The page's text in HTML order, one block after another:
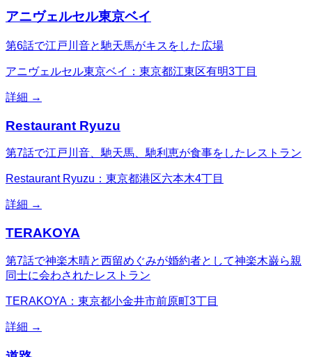
アニヴェルセル東京ベイ
第6話で江戸川音と馳天馬がキスをした広場
アニヴェルセル東京ベイ：東京都江東区有明3丁目
詳細 →
Restaurant Ryuzu
第7話で江戸川音、馳天馬、馳利恵が食事をしたレストラン
Restaurant Ryuzu：東京都港区六本木4丁目
詳細 →
TERAKOYA
第7話で神楽木晴と西留めぐみが婚約者として神楽木巌ら親
同士に会わされたレストラン
TERAKOYA：東京都小金井市前原町3丁目
詳細 →